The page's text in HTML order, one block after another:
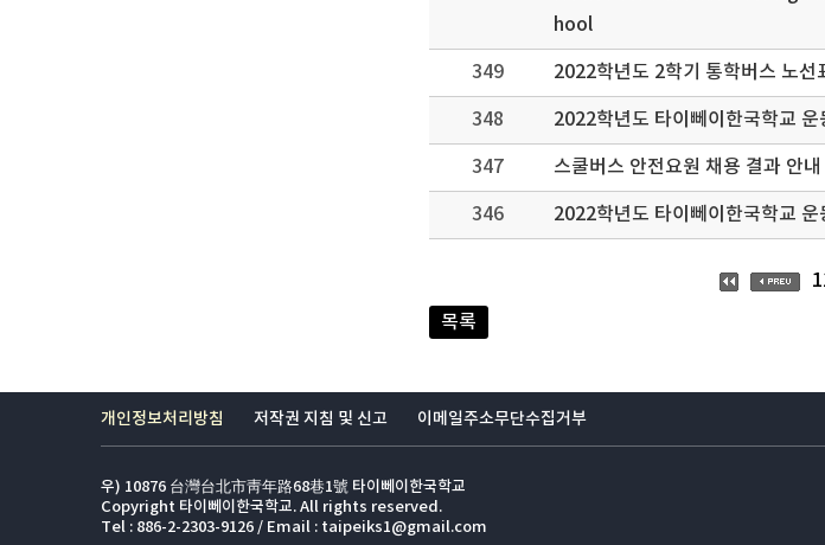
hool
349 2022학년도 2학기 통학버스 노선
348 2022학년도 타이뻬이한국학교
347 스쿨버스 안전요원 채용 결과 안내
346
목록
개인정보처리방침 저작권 지침 및 신고 이메일주소무단수집거부
우) 10876 台灣台北市靑年路68巷1號 타이뻬이한국학교
Copyright 타이뻬이한국학교. All rights reserved.
Tel : 886-2-2303-9126 / Email : taipeiks1@gmail.com